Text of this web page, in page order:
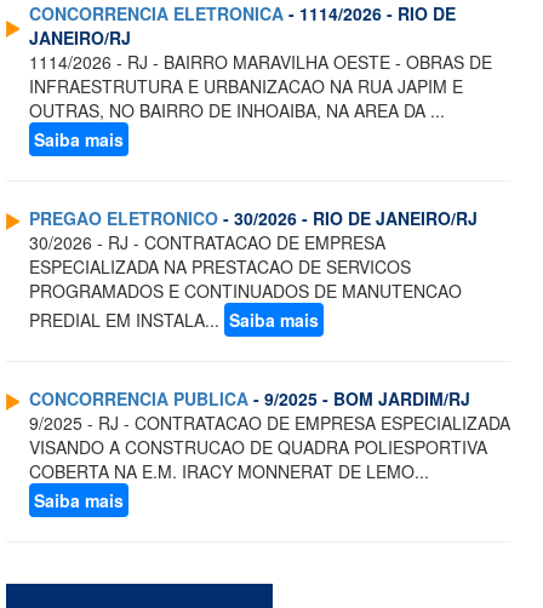
CONCORRENCIA ELETRONICA - 1114/2026 - RIO DE
JANEIRO/RJ
1114/2026 - RJ - BAIRRO MARAVILHA OESTE - OBRAS DE
INFRAESTRUTURA E URBANIZACAO NA RUA JAPIM E
OUTRAS, NO BAIRRO DE INHOAIBA, NA AREA DA ...
Saiba mais
PREGAO ELETRONICO - 30/2026 - RIO DE JANEIRO/RJ
30/2026 - RJ - CONTRATACAO DE EMPRESA
ESPECIALIZADA NA PRESTACAO DE SERVICOS
PROGRAMADOS E CONTINUADOS DE MANUTENCAO
PREDIAL EM INSTALA... Saiba mais
CONCORRENCIA PUBLICA - 9/2025 - BOM JARDIM/RJ
9/2025 - RJ - CONTRATACAO DE EMPRESA ESPECIALIZADA
VISANDO A CONSTRUCAO DE QUADRA POLIESPORTIVA
COBERTA NA E.M. IRACY MONNERAT DE LEMO...
Saiba mais